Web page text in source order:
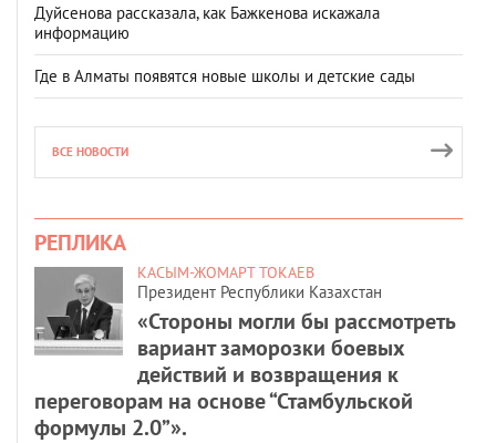
Дуйсенова рассказала, как Бажкенова искажала
информацию
Где в Алматы появятся новые школы и детские сады
ВСЕ НОВОСТИ
РЕПЛИКА
КАСЫМ-ЖОМАРТ ТОКАЕВ
Президент Республики Казахстан
«Стороны могли бы рассмотреть
вариант заморозки боевых
действий и возвращения к
переговорам на основе “Стамбульской
формулы 2.0”».